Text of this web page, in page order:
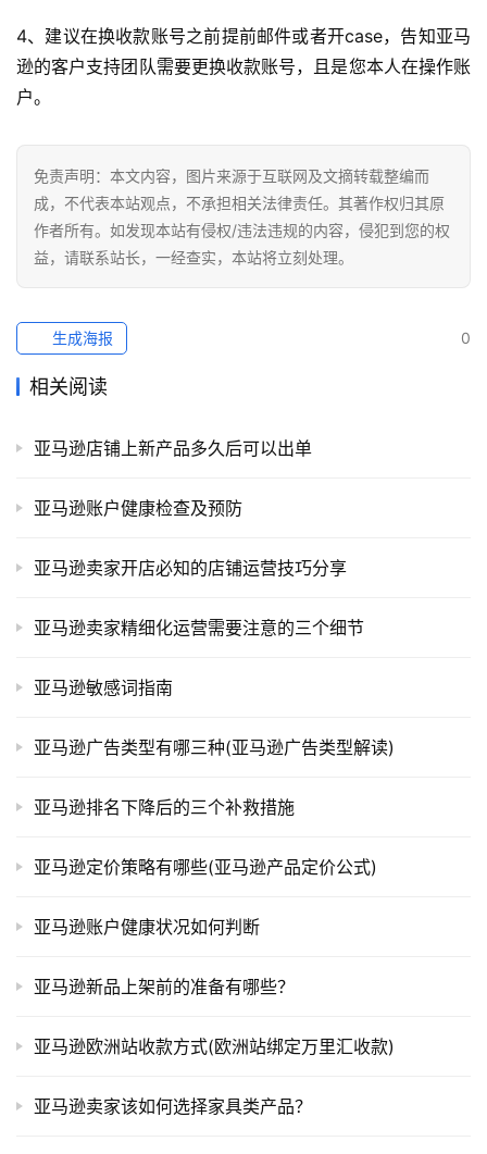
4、建议在换收款账号之前提前邮件或者开case，告知亚马
逊的客户支持团队需要更换收款账号，且是您本人在操作账
户。
免责声明：本文内容，图片来源于互联网及文摘转载整编而
成，不代表本站观点，不承担相关法律责任。其著作权归其原
作者所有。如发现本站有侵权/违法违规的内容，侵犯到您的权
益，请联系站长，一经查实，本站将立刻处理。
0
生成海报
相关阅读
亚马逊店铺上新产品多久后可以出单
亚马逊账户健康检查及预防
亚马逊卖家开店必知的店铺运营技巧分享
亚马逊卖家精细化运营需要注意的三个细节
亚马逊敏感词指南
亚马逊广告类型有哪三种(亚马逊广告类型解读)
亚马逊排名下降后的三个补救措施
亚马逊定价策略有哪些(亚马逊产品定价公式)
亚马逊账户健康状况如何判断
亚马逊新品上架前的准备有哪些？
亚马逊欧洲站收款方式(欧洲站绑定万里汇收款)
亚马逊卖家该如何选择家具类产品？